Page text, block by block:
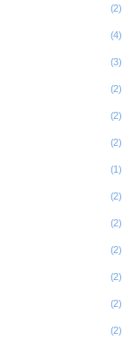
(2)
(4)
(3)
(2)
(2)
(2)
(1)
(2)
(2)
(2)
(2)
(2)
(2)